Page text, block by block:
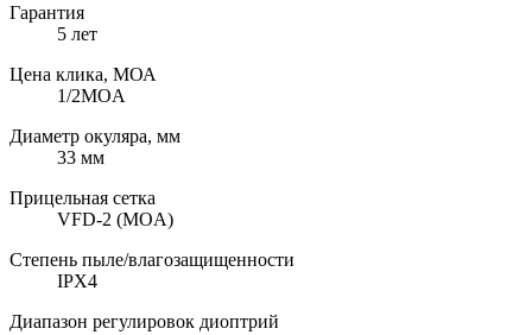
Гарантия
5 лет
Цена клика, МОА
1/2MOA
Диаметр окуляра, мм
33 мм
Прицельная сетка
VFD-2 (MOA)
Степень пыле/влагозащищенности
IPX4
Диапазон регулировок диоптрий